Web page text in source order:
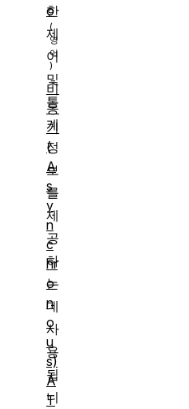
한
제
어
및
통
계
정
보
를
제
공
하
는
데
사
용
됩
니
o
비
동
기
(
A
s
y
n
c
hr
o
n
o
u
s)
A
T